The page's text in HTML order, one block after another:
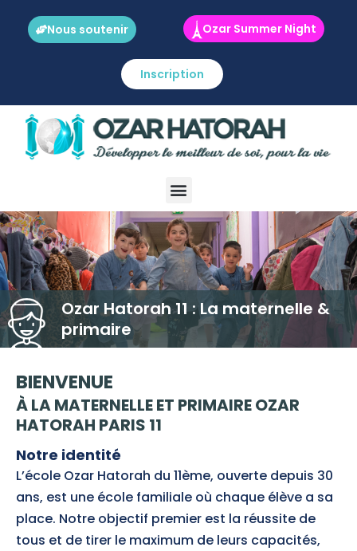
contenu
Nous soutenir Ozar Summer Night
Inscription
Menu
Ozar Hatorah 11 : La maternelle &
primaire
BIENVENUE
À LA MATERNELLE ET PRIMAIRE OZAR
HATORAH PARIS 11
Notre identité
L’école Ozar Hatorah du 11ème, ouverte depuis 30
ans, est une école familiale où chaque élève a sa
place. Notre objectif premier est la réussite de
tous et de tirer le maximum de leurs capacités,